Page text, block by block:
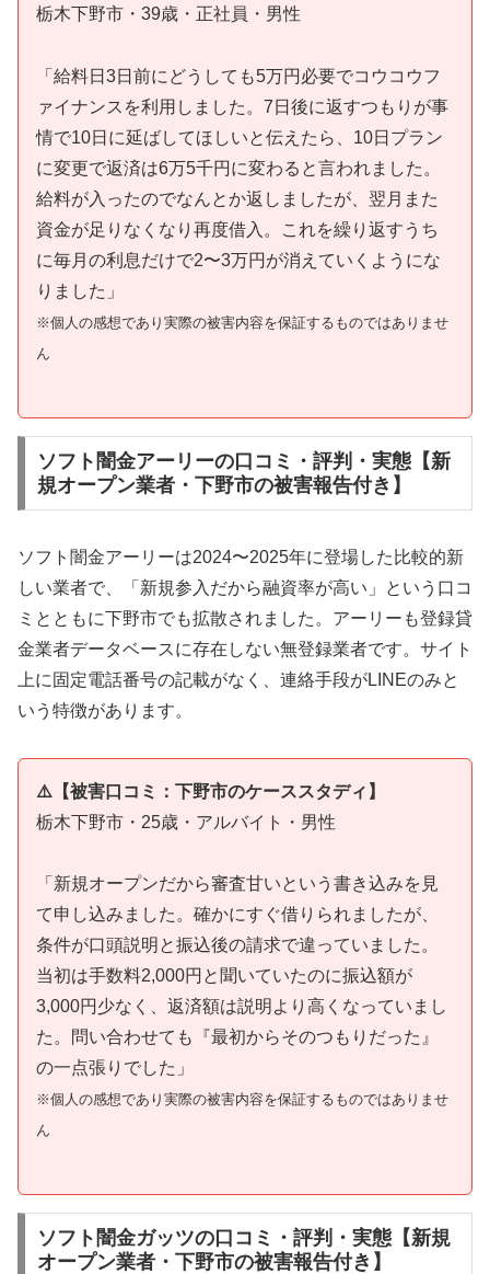
栃木下野市・39歳・正社員・男性
「給料日3日前にどうしても5万円必要でコウコウフ
ァイナンスを利用しました。7日後に返すつもりが事
情で10日に延ばしてほしいと伝えたら、10日プラン
に変更で返済は6万5千円に変わると言われました。
給料が入ったのでなんとか返しましたが、翌月また
資金が足りなくなり再度借入。これを繰り返すうち
に毎月の利息だけで2〜3万円が消えていくようにな
りました」
※個人の感想であり実際の被害内容を保証するものではありませ
ん
ソフト闇金アーリーの口コミ・評判・実態【新
規オープン業者・下野市の被害報告付き】
ソフト闇金アーリーは2024〜2025年に登場した比較的新
しい業者で、「新規参入だから融資率が高い」という口コ
ミとともに下野市でも拡散されました。アーリーも登録貸
金業者データベースに存在しない無登録業者です。サイト
上に固定電話番号の記載がなく、連絡手段がLINEのみと
いう特徴があります。
⚠️【被害口コミ：下野市のケーススタディ】
栃木下野市・25歳・アルバイト・男性
「新規オープンだから審査甘いという書き込みを見
て申し込みました。確かにすぐ借りられましたが、
条件が口頭説明と振込後の請求で違っていました。
当初は手数料2,000円と聞いていたのに振込額が
3,000円少なく、返済額は説明より高くなっていまし
た。問い合わせても『最初からそのつもりだった』
の一点張りでした」
※個人の感想であり実際の被害内容を保証するものではありませ
ん
ソフト闇金ガッツの口コミ・評判・実態【新規
オープン業者・下野市の被害報告付き】